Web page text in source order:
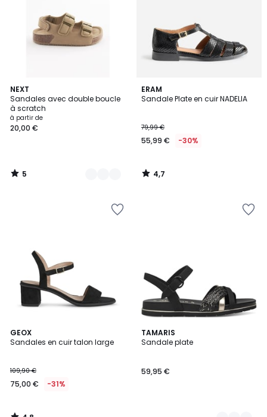
NEXT
Sandales avec double boucle
à scratch
à partir de
20,00 €
5
/
5
2
Couleurs
5
/
ERAM
Sandale Plate en cuir NADELIA
79,99 €
55,99 € -30%
4,7
/ 5
4,7
/
GEOX
Sandales en cuir talon large
109,90 €
75,00 € -31%
4,8
/ 5
TAMARIS
Sandale plate
59,95 €
2
Couleurs